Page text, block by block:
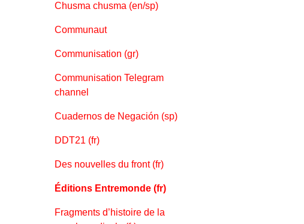
Chusma chusma (en/sp)
Communaut
Communisation (gr)
Communisation Telegram
channel
Cuadernos de Negación (sp)
DDT21 (fr)
Des nouvelles du front (fr)
Éditions Entremonde (fr)
Fragments d’histoire de la